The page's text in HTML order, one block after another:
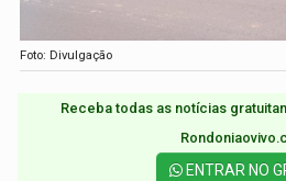
Foto: Divulgação
Receba todas as notícias
ENTRAR NO